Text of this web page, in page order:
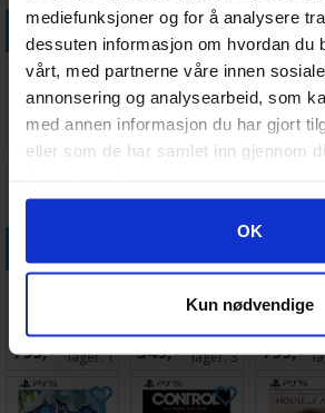
mediefunksjoner og for å analysere
dessuten informasjon om hvordan du
vårt, med partnerne våre innen sosiale
annonsering og analysearbeid, som
med annen informasjon du har gjort
eller som de har samlet inn gjennom
Googles retningslinjer forOK
Kun nødvendige
Legg i handlekurven
Deliver At All
Costs PS5
327,-Ventes inn
Legg i handlekurven
Silent Hill f
PS5
799,-Ventes inn
18.08.2026
Legg i
Fatal
567,-
799,- Antall på
lager:1
Legg i handlekurven
Spider-Man
Miles Morales
PS5
349,- Antall på
lager:3
Legg i
White
799,-